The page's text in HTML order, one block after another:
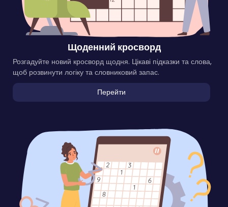
Щоденний кросворд
Розгадуйте новий кросворд щодня. Цікаві підказки та слова,
щоб розвинути логіку та словниковий запас.
Перейти